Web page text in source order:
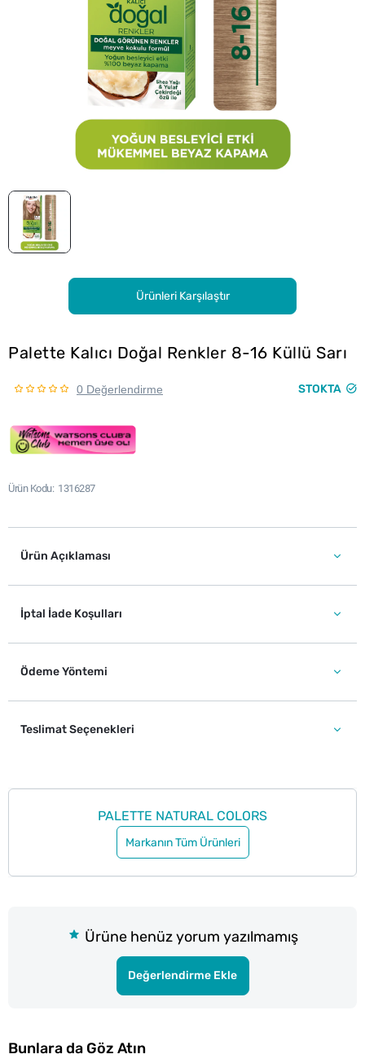
Ürünleri Karşılaştır
Palette Kalıcı Doğal Renkler 8-16 Küllü Sarı
0 Değerlendirme STOKTA
Ürün Kodu 1316287
Ürün Açıklaması
İptal İade Koşulları
Ödeme Yöntemi
Teslimat Seçenekleri
PALETTE NATURAL COLORS
Markanın Tüm Ürünleri
Ürüne henüz yorum yazılmamış
Değerlendirme Ekle
Bunlara da Göz Atın